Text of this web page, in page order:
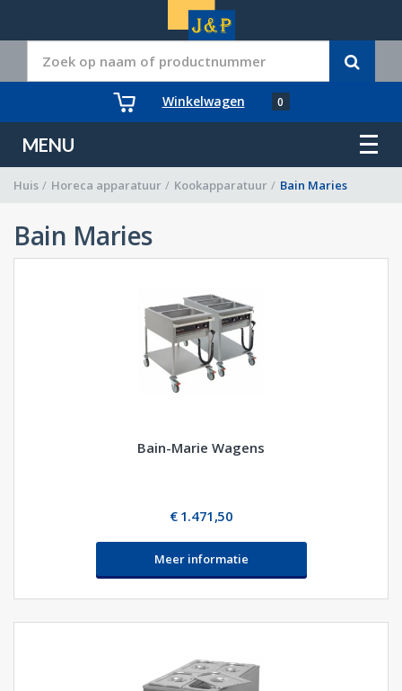
Winkelwagen 0
MENU
Huis / Horeca apparatuur / Kookapparatuur / Bain Maries
Bain Maries
Bain-Marie Wagens
€ 1.471,50
Meer informatie